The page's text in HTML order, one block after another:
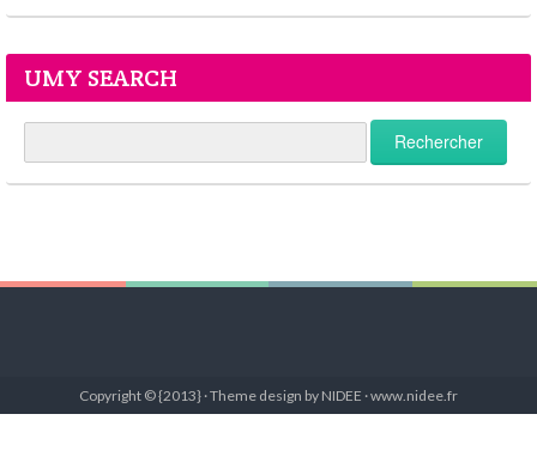
UMY SEARCH
Copyright © {2013} · Theme design by NIDEE · www.nidee.fr